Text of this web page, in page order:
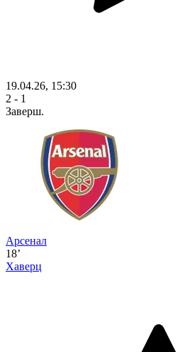
19.04.26, 15:30
2 - 1
Заверш.
Арсенал
18’
Хаверц